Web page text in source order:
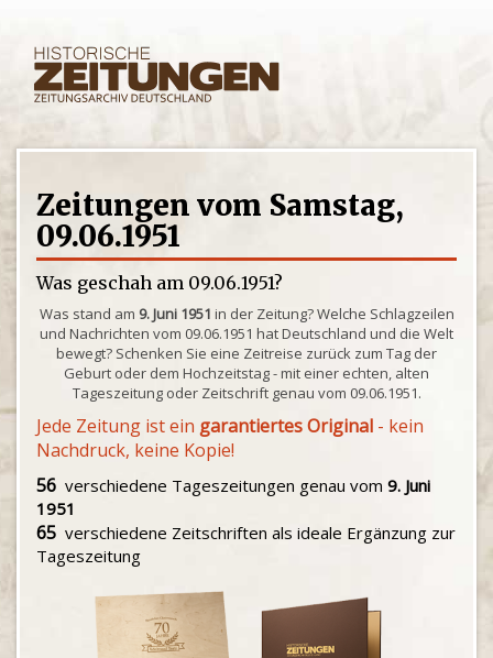
Zeitungen vom Samstag,
09.06.1951
Was geschah am 09.06.1951?
Was stand am 9. Juni 1951 in der Zeitung? Welche Schlagzeilen
und Nachrichten vom 09.06.1951 hat Deutschland und die Welt
bewegt? Schenken Sie eine Zeitreise zurück zum Tag der
Geburt oder dem Hochzeitstag - mit einer echten, alten
Tageszeitung oder Zeitschrift genau vom 09.06.1951.
Jede Zeitung ist ein garantiertes Original - kein
Nachdruck, keine Kopie!
56 verschiedene Tageszeitungen genau vom 9. Juni
1951
65 verschiedene Zeitschriften als ideale Ergänzung zur
Tageszeitung